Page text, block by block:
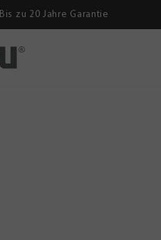
Bis zu 20 Jahre Garantie